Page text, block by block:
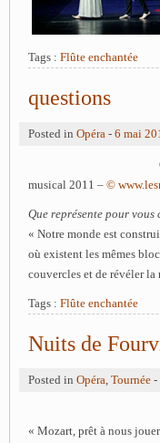
Tags : Flûte enchantée
questions
Posted in Opéra - 6 mai
musical 2011 – ©
Que représente pour vous
« Notre monde est
où existent les mêmes
couvercles et de révéler la
Tags : Flûte enchantée
Nuits de
Posted in Opéra Tournée -
« Mozart, prêt à nous